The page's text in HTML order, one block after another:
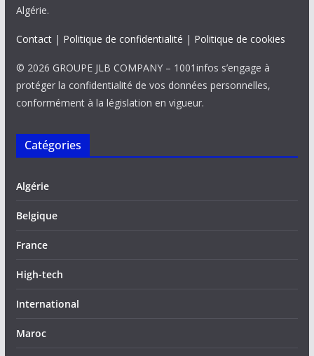
Algérie.
Contact| Politique de confidentialité | Politique de cookies
© 2026 GROUPE JLB COMPANY – 1001infos s’engage à
protéger la confidentialité de vos données personnelles,
conformément à la législation en vigueur.
Catégories
Algérie
Belgique
France
High-tech
International
Maroc